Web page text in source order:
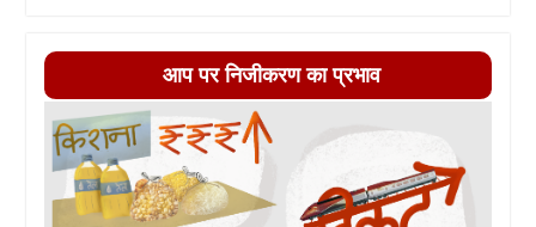
आप पर निजीकरण का प्रभाव